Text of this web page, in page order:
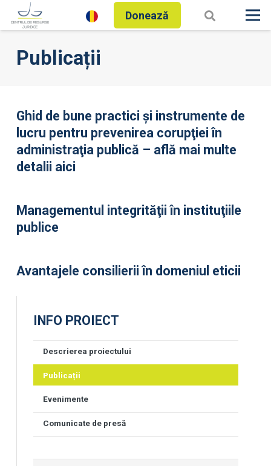
Donează
Publicații
Ghid de bune practici şi instrumente de
lucru pentru prevenirea corupţiei în
administraţia publică – află mai multe
detalii aici
Managementul integrităţii în instituţiile
publice
Avantajele consilierii în domeniul eticii
INFO PROIECT
Descrierea proiectului
Publicații
Evenimente
Comunicate de presă